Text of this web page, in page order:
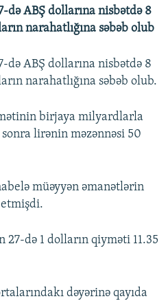
ABŞ dollarına nisbətdə 8
narahatlığına səbəb olub
ABŞ dollarına nisbətdə 8
narahatlığına səbəb olub.
birjaya milyardlarla
lirənin məzənnəsi 50
müəyyən əmanətlərin
27-də 1 dolların qiyməti 11.35
dəyərinə qayıda